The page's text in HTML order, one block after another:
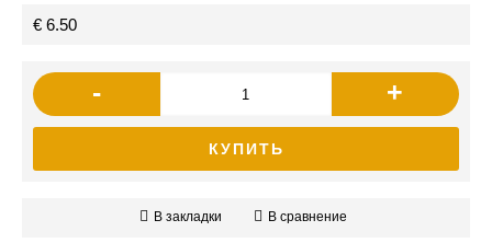
€ 6.50
- +
КУПИТЬ
В закладки В сравнение